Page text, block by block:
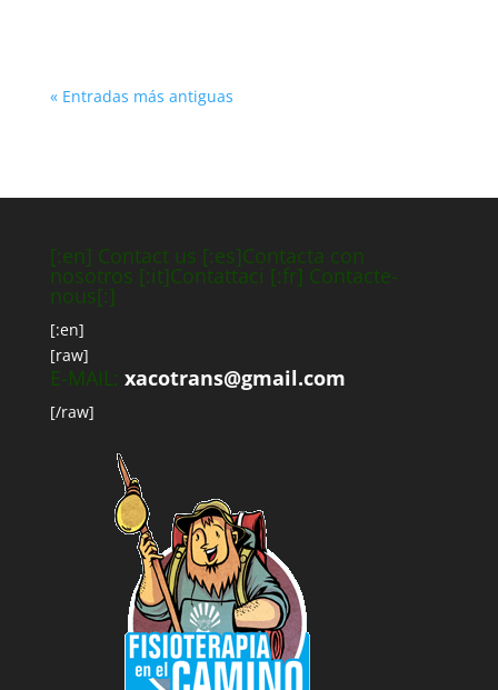
« Entradas más antiguas
[:en] Contact us [:es]Contacta con
nosotros [:it]Contattaci [:fr] Contacte-
nous[:]
[:en]
[raw]
E-MAIL: xacotrans@gmail.com
[/raw]